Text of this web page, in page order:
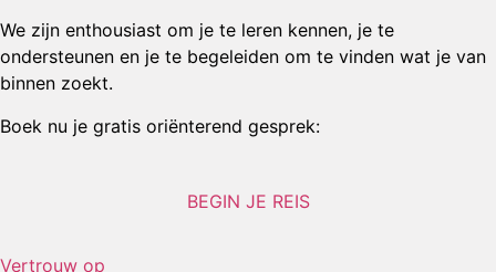
We zijn enthousiast om je te leren kennen, je te
ondersteunen en je te begeleiden om te vinden wat je van
binnen zoekt.
Boek nu je gratis oriënterend gesprek:
BEGIN JE REIS
Vertrouw op